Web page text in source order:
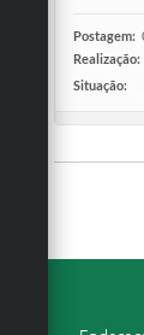
Postagem:
Realização:
Situação: